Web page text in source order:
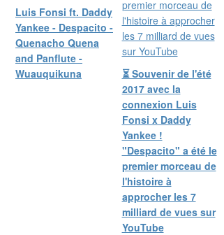
Luis Fonsi ft. Daddy
Yankee - Despacito -
Quenacho Quena
and Panflute -
Wuauquikuna
⏳ Souvenir de l'été
2017 avec la
connexion Luis
Fonsi x Daddy
Yankee !
"Despacito" a été le
premier morceau de
l'histoire à
approcher les 7
milliard de vues sur
YouTube